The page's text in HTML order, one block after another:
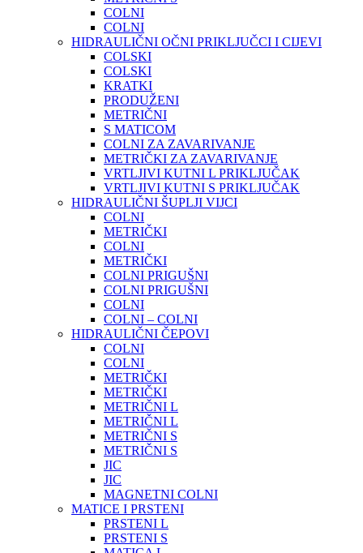
COLNI
COLNI
HIDRAULIČNI OČNI PRIKLJUČCI I CIJEVI
COLSKI
COLSKI
KRATKI
PRODUŽENI
METRIČNI
S MATICOM
COLNI ZA ZAVARIVANJE
METRIČKI ZA ZAVARIVANJE
VRTLJIVI KUTNI L PRIKLJUČAK
VRTLJIVI KUTNI S PRIKLJUČAK
HIDRAULIČNI ŠUPLJI VIJCI
COLNI
METRIČKI
COLNI
METRIČKI
COLNI PRIGUŠNI
COLNI PRIGUŠNI
COLNI
COLNI – COLNI
HIDRAULIČNI ČEPOVI
COLNI
COLNI
METRIČKI
METRIČKI
METRIČNI L
METRIČNI L
METRIČNI S
METRIČNI S
JIC
JIC
MAGNETNI COLNI
MATICE I PRSTENI
PRSTENI L
PRSTENI S